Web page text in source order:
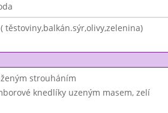
těstoviny,balkán.sýr,olivy,zelenina)
strouháním
knedlíky uzeným masem, zelí